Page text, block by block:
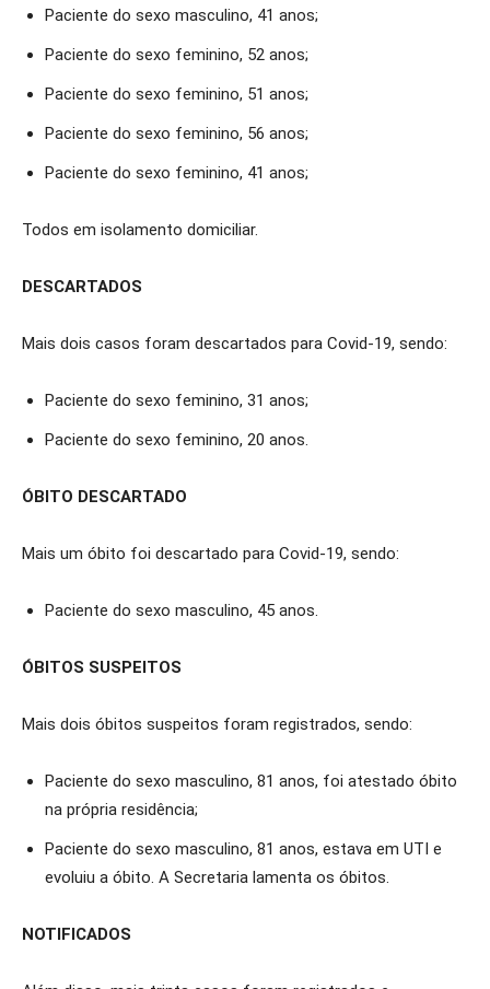
Paciente do sexo masculino, 41 anos;
Paciente do sexo feminino, 52 anos;
Paciente do sexo feminino, 51 anos;
Paciente do sexo feminino, 56 anos;
Paciente do sexo feminino, 41 anos;
Todos em isolamento domiciliar.
DESCARTADOS
Mais dois casos foram descartados para Covid-19, sendo:
Paciente do sexo feminino, 31 anos;
Paciente do sexo feminino, 20 anos.
ÓBITO DESCARTADO
Mais um óbito foi descartado para Covid-19, sendo:
Paciente do sexo masculino, 45 anos.
ÓBITOS SUSPEITOS
Mais dois óbitos suspeitos foram registrados, sendo:
Paciente do sexo masculino, 81 anos, foi atestado óbito
na própria residência;
Paciente do sexo masculino, 81 anos, estava em UTI e
evoluiu a óbito. A Secretaria lamenta os óbitos.
NOTIFICADOS